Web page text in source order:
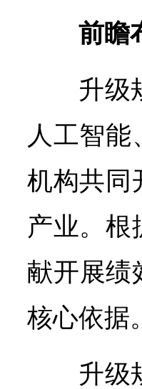
前瞻
升级
人工智
机构共同
产业。根
献开展绩
核心依据。
升级